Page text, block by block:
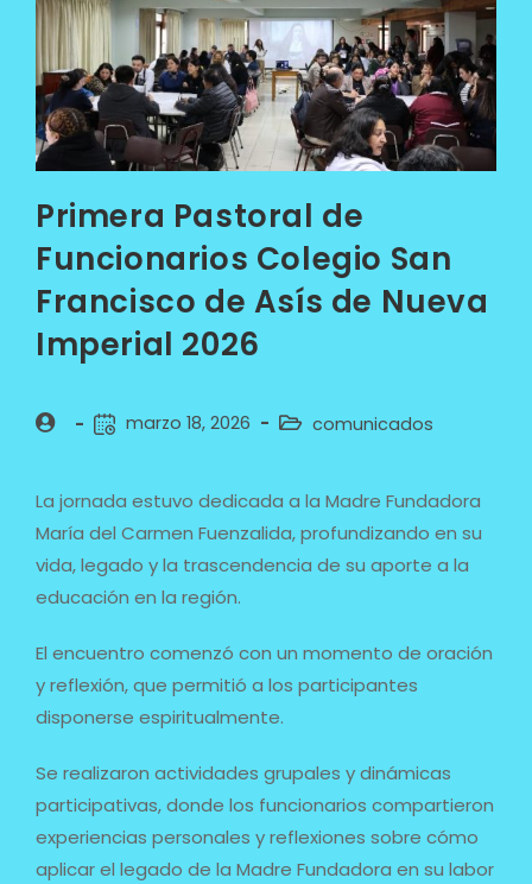
Primera Pastoral de
Funcionarios Colegio San
Francisco de Asís de Nueva
Imperial 2026
marzo 18, 2026 comunicados
La jornada estuvo dedicada a la Madre Fundadora
María del Carmen Fuenzalida, profundizando en su
vida, legado y la trascendencia de su aporte a la
educación en la región.
El encuentro comenzó con un momento de oración
y reflexión, que permitió a los participantes
disponerse espiritualmente.
Se realizaron actividades grupales y dinámicas
participativas, donde los funcionarios compartieron
experiencias personales y reflexiones sobre cómo
aplicar el legado de la Madre Fundadora en su labor